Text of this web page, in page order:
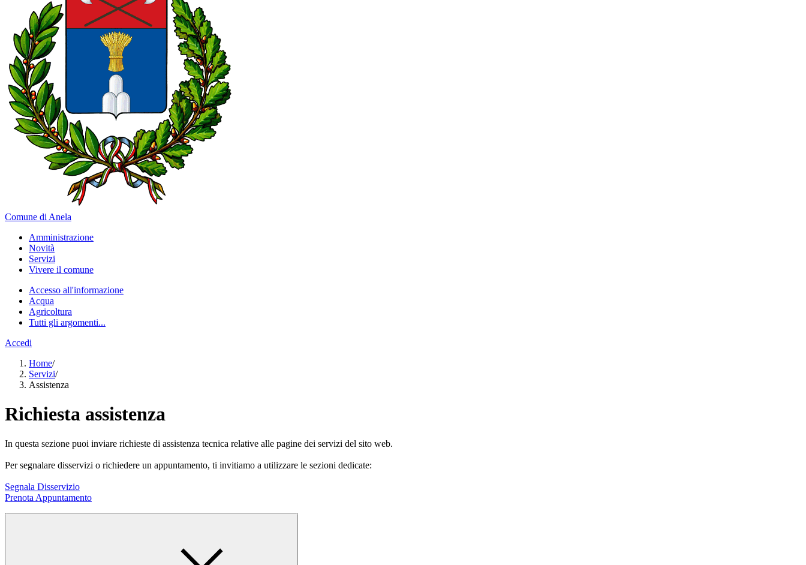
Comune di Anela
Amministrazione
Novità
Servizi
Vivere il comune
Accesso all'informazione
Acqua
Agricoltura
Tutti gli argomenti...
Accedi
Home/
Servizi/
Assistenza
Richiesta assistenza
In questa sezione puoi inviare richieste di assistenza tecnica relative alle pagine dei servizi del sito web.
Per segnalare disservizi o richiedere un appuntamento, ti invitiamo a utilizzare le sezioni dedicate:
Segnala Disservizio
Prenota Appuntamento